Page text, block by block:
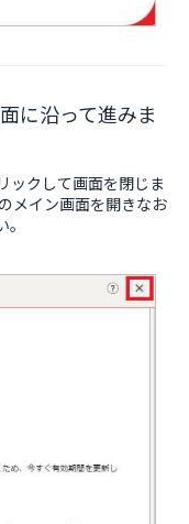
に沿って進みま
クして画面を閉じま
メイン画面を開きなお